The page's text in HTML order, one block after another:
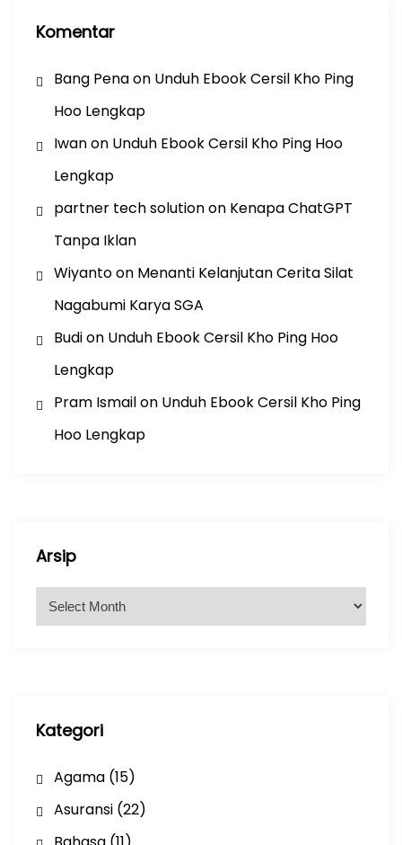
Komentar
Bang Penaon Unduh Ebook Cersil Kho Ping
Hoo Lengkap
Iwanon Unduh Ebook Cersil Kho Ping Hoo
Lengkap
partner tech solutionon Kenapa ChatGPT
Tanpa Iklan
Wiyantoon Menanti Kelanjutan Cerita Silat
Nagabumi Karya SGA
Budion Unduh Ebook Cersil Kho Ping Hoo
Lengkap
Pram Ismailon Unduh Ebook Cersil Kho Ping
Hoo Lengkap
Arsip
Kategori
Agama(15)
Asuransi(22)